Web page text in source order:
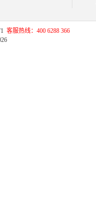
客服热线：400 6288 366